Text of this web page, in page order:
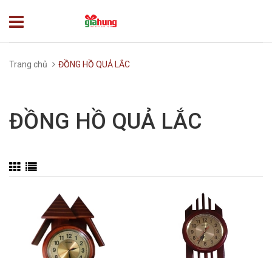
Trang chủ ĐỒNG HỒ QUẢ LẮC
ĐỒNG HỒ QUẢ LẮC